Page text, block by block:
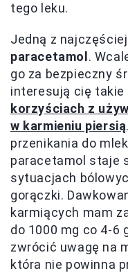
tego leku.
Jedną z
paracetamol .
go za bezpieczny
interesują cię
korzyściach z
w karmieniu piersią
przenikania do
paracetamol staje
sytuacjach
gorączki.
karmiących mam
do 1000 mg co 4-6
zwrócić uwagę na
która nie powinna